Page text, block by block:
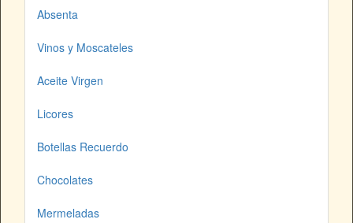
Absenta
Vinos y Moscateles
Aceite Virgen
Licores
Botellas Recuerdo
Chocolates
Mermeladas